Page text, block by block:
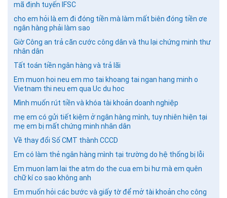
mã định tuyến IFSC
cho em hỏi là.em đi đóng tiền mà làm mất biên đóng tiền ơe
ngân hàng phải làm sao
Giờ Công an trả căn cước công dân và thu lại chứng minh thư
nhân dân
Tất toán tiền ngân hàng và trả lãi
Em muon hoi neu em mo tai khoang tai ngan hang minh o
Vietnam thi neu em qua Uc du hoc
Mình muốn rút tiền và khóa tài khoản doanh nghiệp
mẹ em có gửi tiết kiệm ở ngân hàng mình, tuy nhiên hiện tại
mẹ em bị mất chứng minh nhân dân
Về thay đổi Số CMT thành CCCD
Em có làm thẻ ngân hàng mình tại trường do hệ thống bị lỗi
Em muon lam lai the atm do the cua em bi hư mà em quên
chữ kí co sao không anh
Em muốn hỏi các bước và giấy tờ để mở tài khoản cho công